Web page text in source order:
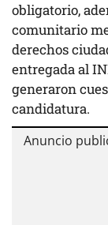
obligatorio,
comunitario
derechos
entregada al
generaron
candidatura.